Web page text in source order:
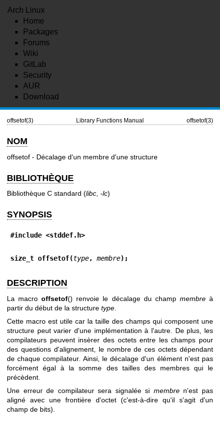
Arch Linux
Home
Packages
Forums
Wiki
GitLab
Security
AUR
Download
offsetof(3) Library Functions Manual offsetof(3)
NOM
offsetof - Décalage d'un membre d'une structure
BIBLIOTHÈQUE
Bibliothèque C standard (libc -lc)
SYNOPSIS
#include <stddef.h>
size_t offsetof(type, membre);
DESCRIPTION
La macrooffsetof() renvoie le décalage du champ membreà
partir du début de la structure type
Cette macro est utile car la taille des champs qui composent une
structure peut varier d'une implémentation à l'autre. De plus, les
compilateurs peuvent insèrer des octets entre les champs pour
des questions d'alignement, le nombre de ces octets dépendant
de chaque compilateur. Ainsi, le décalage d'un élément n'est pas
forcément égal à la somme des tailles des membres qui le
précèdent.
Une erreur de compilateur sera signalée si membren'est pas
aligné avec une frontière d'octet (c'est-à-dire qu'il s'agit d'un
champ de bits).